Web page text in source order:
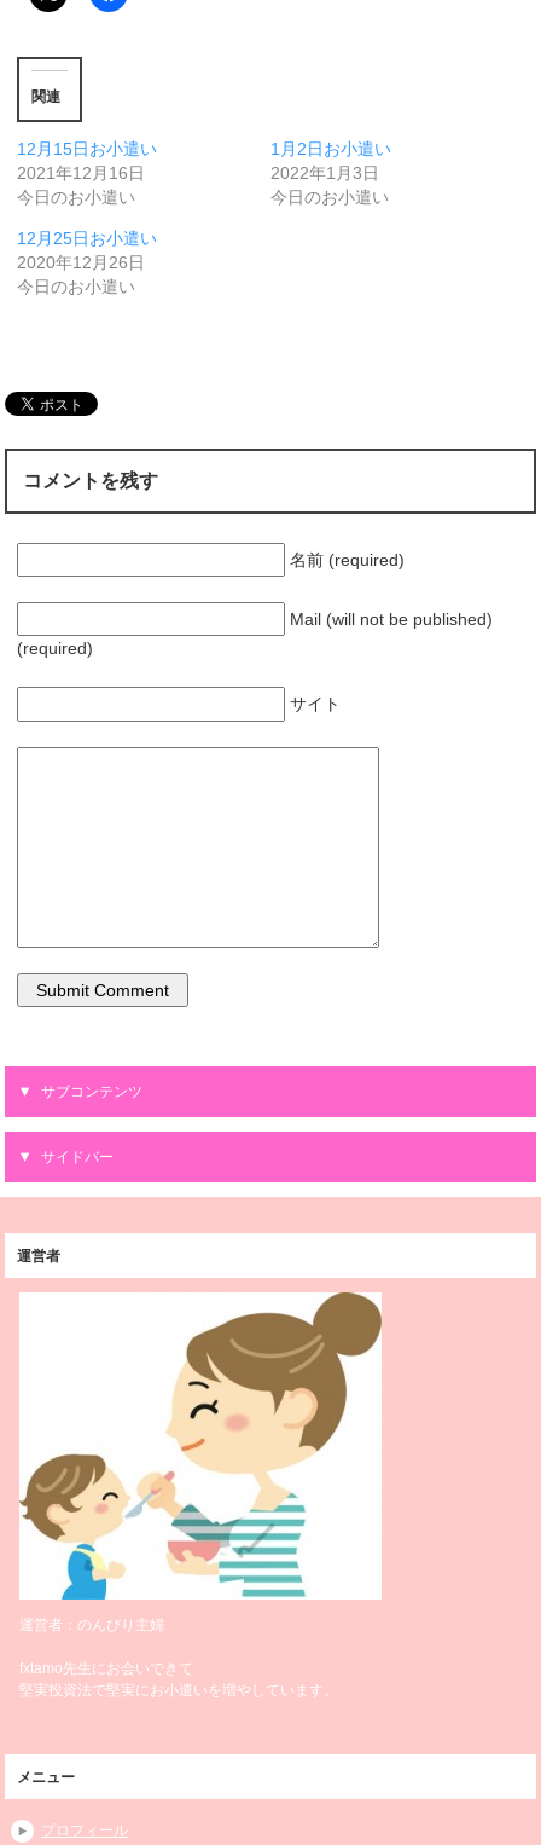
関連
12月15日お小遣い
2021年12月16日
今日のお小遣い
1月2日お小遣い
2022年1月3日
今日のお小遣い
12月25日お小遣い
2020年12月26日
今日のお小遣い
コメントを残す
名前 (required)
Mail (will not be published)
(required)
サイト
サブコンテンツ
サイドバー
運営者
運営者：のんびり主婦
fxtamo先生にお会いできて
堅実投資法で堅実にお小遣いを増やしています。
メニュー
プロフィール